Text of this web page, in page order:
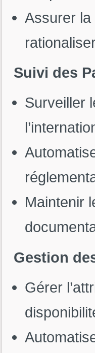
Assurer la
Suivi des
Surveiller
Maintenir
Gestion
Gérer